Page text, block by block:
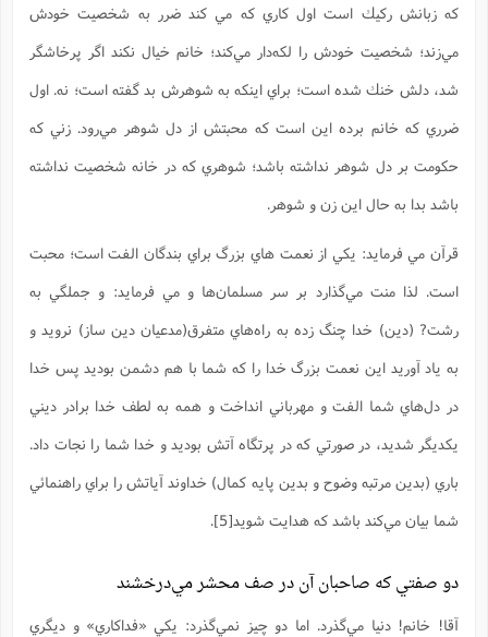
كه زبانش ركيك است اول كاري كه مي ‌كند ضرر به شخصيت خودش
مي‌زند؛ شخصيت خودش را لكه‌دار مي‌كند؛ خانم خيال نكند اگر پرخاشگر
شد، دلش خنك شده است؛ براي اينكه به شوهرش بد گفته است؛ نه. اول
ضرري كه خانم برده اين است كه محبتش از دل شوهر مي‌رود. زني كه
حكومت بر دل شوهر نداشته باشد؛ شوهري كه در خانه شخصيت نداشته
باشد بدا به حال اين زن و شوهر.
قرآن مي ‌فرمايد: يكي از نعمت ‌هاي بزرگ براي بندگان الفت است؛ محبت
است. لذا منت مي‌گذارد بر سر مسلمان‌ها و مي ‌فرمايد: و جملگي به
رشت? (دين) خدا چنگ زده به راه‌هاي متفرق(مدعيان دين ساز) نرويد و
به ياد آوريد اين نعمت بزرگ خدا را كه شما با هم دشمن بوديد پس خدا
در دل‌هاي شما الفت و مهرباني انداخت و همه به لطف خدا برادر ديني
يكديگر شديد، در صورتي كه در پرتگاه آتش بوديد و خدا شما را نجات داد.
باري (بدين مرتبه وضوح و بدين پايه كمال) خداوند آياتش را براي راهنمائي
شما بيان مي‌كند باشد كه هدايت شويد[5].
دو صفتي که صاحبان آن در صف محشر مي‌درخشند
آقا! خانم! دنيا مي‌گذرد. اما دو چيز نمي‌گذرد: يكي «فداكاري» و ديگري